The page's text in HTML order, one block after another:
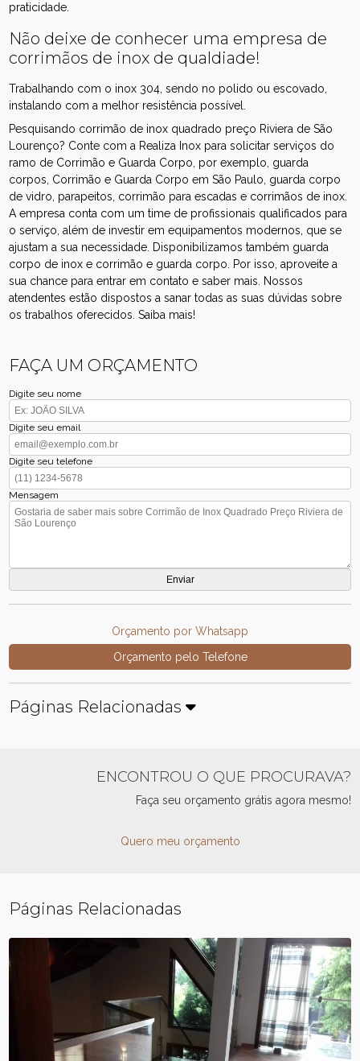
praticidade.
Não deixe de conhecer uma empresa de
corrimãos de inox de qualdiade!
Trabalhando com o inox 304, sendo no polido ou escovado,
instalando com a melhor resistência possível.
Pesquisando corrimão de inox quadrado preço Riviera de São
Lourenço? Conte com a Realiza Inox para solicitar serviços do
ramo de Corrimão e Guarda Corpo, por exemplo, guarda
corpos, Corrimão e Guarda Corpo em São Paulo, guarda corpo
de vidro, parapeitos, corrimão para escadas e corrimãos de inox.
A empresa conta com um time de profissionais qualificados para
o serviço, além de investir em equipamentos modernos, que se
ajustam a sua necessidade. Disponibilizamos também guarda
corpo de inox e corrimão e guarda corpo. Por isso, aproveite a
sua chance para entrar em contato e saber mais. Nossos
atendentes estão dispostos a sanar todas as suas dúvidas sobre
os trabalhos oferecidos. Saiba mais!
FAÇA UM ORÇAMENTO
Digite seu nome
Digite seu email
Digite seu telefone
Mensagem
Orçamento por Whatsapp
Orçamento pelo Telefone
Páginas Relacionadas
ENCONTROU O QUE PROCURAVA?
Faça seu orçamento grátis agora mesmo!
Quero meu orçamento
Páginas Relacionadas